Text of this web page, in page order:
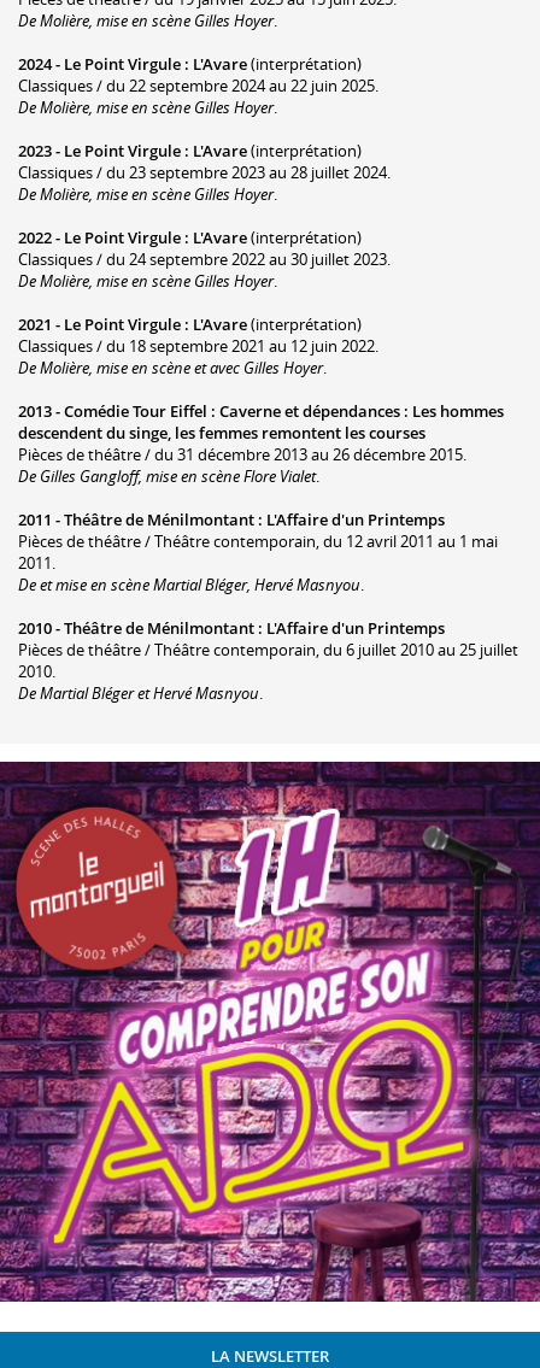
De Molière, mise en scène Gilles Hoyer.
2024 - Le Point Virgule : L'Avare(interprétation)
Classiques / du 22 septembre 2024 au 22 juin 2025.
De Molière, mise en scène Gilles Hoyer.
2023 - Le Point Virgule : L'Avare(interprétation)
Classiques / du 23 septembre 2023 au 28 juillet 2024.
De Molière, mise en scène Gilles Hoyer.
2022 - Le Point Virgule : L'Avare(interprétation)
Classiques / du 24 septembre 2022 au 30 juillet 2023.
De Molière, mise en scène Gilles Hoyer.
2021 - Le Point Virgule : L'Avare(interprétation)
Classiques / du 18 septembre 2021 au 12 juin 2022.
De Molière, mise en scène et avec Gilles Hoyer.
2013 -Comédie Tour Eiffel : Caverne et dépendances : Les hommes
descendent du singe, les femmes remontent les courses
Pièces de théâtre / du 31 décembre 2013 au 26 décembre 2015.
De Gilles Gangloff, mise en scène Flore Vialet.
2011 -Théâtre de Ménilmontant : L'Affaire d'un Printemps
Pièces de théâtre / Théâtre contemporain, du 12 avril 2011 au 1 mai
2011.
De et mise en scène Martial Bléger, Hervé Masnyou.
2010 -Théâtre de Ménilmontant : L'Affaire d'un Printemps
Pièces de théâtre / Théâtre contemporain, du 6 juillet 2010 au 25 juillet
2010.
De Martial Bléger et Hervé Masnyou.
LA NEWSLETTER